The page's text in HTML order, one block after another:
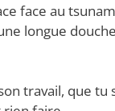
face au
longue
travail, que tu